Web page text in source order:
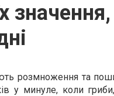
розмноження та
у минуле, коли